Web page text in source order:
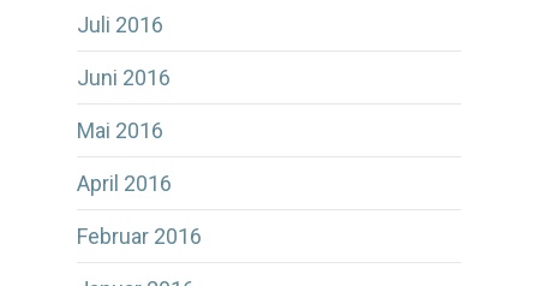
Juli 2016
Juni 2016
Mai 2016
April 2016
Februar 2016